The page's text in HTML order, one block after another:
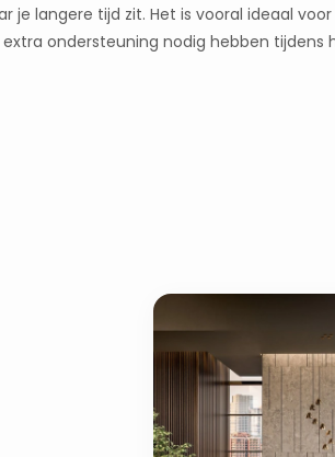
langere tijd zit. Het is vooral ideaal
ondersteuning nodig hebben tijdens